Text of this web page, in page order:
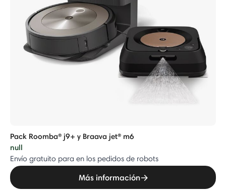
Pack Roomba® j9+ y Braava jet® m6
null
Envío gratuito para en los pedidos de robots
Más información